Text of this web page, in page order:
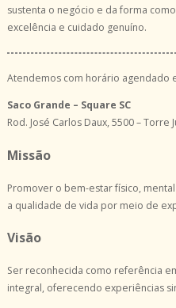
sustenta o negócio e da forma
excelência e cuidado genuíno.
Atendemos com horário agendado
Saco Grande – Square SC
Rod. José Carlos Daux, 5500 – Torre
Missão
Promover o bem-estar físico,
a qualidade de vida por meio de
Visão
Ser reconhecida como referência
integral, oferecendo experiências